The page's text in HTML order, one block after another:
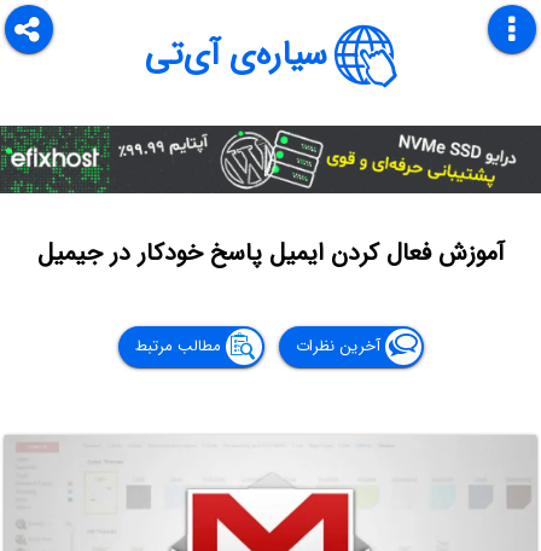
سیاره‌ی آی‌تی
آموزش فعال کردن ایمیل پاسخ خودکار در جیمیل
آخرین نظرات مطالب مرتبط